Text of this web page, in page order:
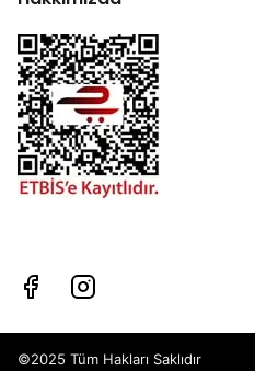
©2025 Tüm Hakları Saklıdır